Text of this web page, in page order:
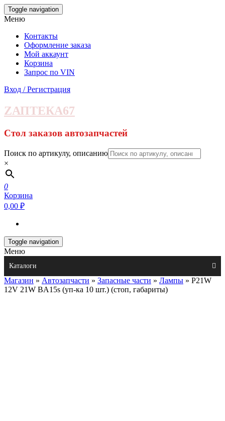
Skip
to
content
Toggle navigation
Меню
Контакты
Оформление заказа
Мой аккаунт
Корзина
Запрос по VIN
Вход / Регистрация
ZАПТЕКА67
Стол заказов автозапчастей
Поиск по артикулу, описанию
×
0
Корзина
0,00 ₽
Toggle navigation
Меню
Каталоги
Магазин » Автозапчасти » Запасные части » Лампы » P21W
12V 21W BA15s (уп-ка 10 шт.) (стоп, габариты)